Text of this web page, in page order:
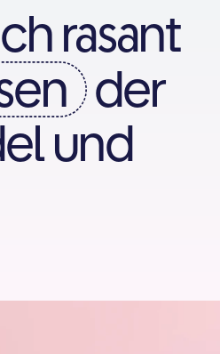
rasant
der
und